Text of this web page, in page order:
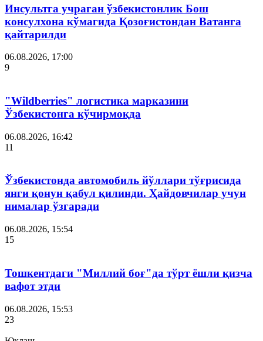
Инсультга учраган ўзбекистонлик Бош
консулхона кўмагида Қозоғистондан Ватанга
қайтарилди
06.08.2026, 17:00
9
"Wildberries" логистика марказини
Ўзбекистонга кўчирмоқда
06.08.2026, 16:42
11
Ўзбекистонда автомобиль йўллари тўғрисида
янги қонун қабул қилинди. Ҳайдовчилар учун
нималар ўзгаради
06.08.2026, 15:54
15
Тошкентдаги "Миллий боғ"да тўрт ёшли қизча
вафот этди
06.08.2026, 15:53
23